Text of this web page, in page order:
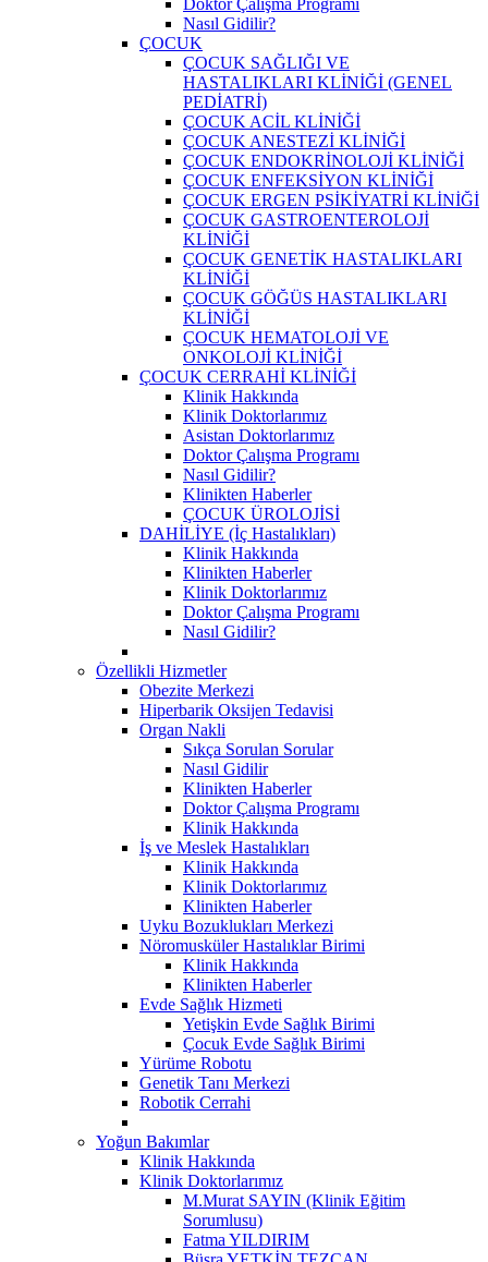
Nasıl Gidilir?
ÇOCUK
ÇOCUK SAĞLIĞI VE
HASTALIKLARI KLİNİĞİ (GENEL
PEDİATRİ)
ÇOCUK ACİL KLİNİĞİ
ÇOCUK ANESTEZİ KLİNİĞİ
ÇOCUK ENDOKRİNOLOJİ KLİNİĞİ
ÇOCUK ENFEKSİYON KLİNİĞİ
ÇOCUK ERGEN PSİKİYATRİ KLİNİĞİ
ÇOCUK GASTROENTEROLOJİ
KLİNİĞİ
ÇOCUK GENETİK HASTALIKLARI
KLİNİĞİ
ÇOCUK GÖĞÜS HASTALIKLARI
KLİNİĞİ
ÇOCUK HEMATOLOJİ VE
ONKOLOJİ KLİNİĞİ
ÇOCUK CERRAHİ KLİNİĞİ
Klinik Hakkında
Klinik Doktorlarımız
Asistan Doktorlarımız
Doktor Çalışma Programı
Nasıl Gidilir?
Klinikten Haberler
ÇOCUK ÜROLOJİSİ
DAHİLİYE (İç Hastalıkları)
Klinik Hakkında
Klinikten Haberler
Klinik Doktorlarımız
Doktor Çalışma Programı
Nasıl Gidilir?
Özellikli Hizmetler
Obezite Merkezi
Hiperbarik Oksijen Tedavisi
Organ Nakli
Sıkça Sorulan Sorular
Nasıl Gidilir
Klinikten Haberler
Doktor Çalışma Programı
Klinik Hakkında
İş ve Meslek Hastalıkları
Klinik Hakkında
Klinik Doktorlarımız
Klinikten Haberler
Uyku Bozuklukları Merkezi
Nöromusküler Hastalıklar Birimi
Klinik Hakkında
Klinikten Haberler
Evde Sağlık Hizmeti
Yetişkin Evde Sağlık Birimi
Çocuk Evde Sağlık Birimi
Yürüme Robotu
Genetik Tanı Merkezi
Robotik Cerrahi
Yoğun Bakımlar
Klinik Hakkında
Klinik Doktorlarımız
M.Murat SAYIN (Klinik Eğitim
Sorumlusu)
Fatma YILDIRIM